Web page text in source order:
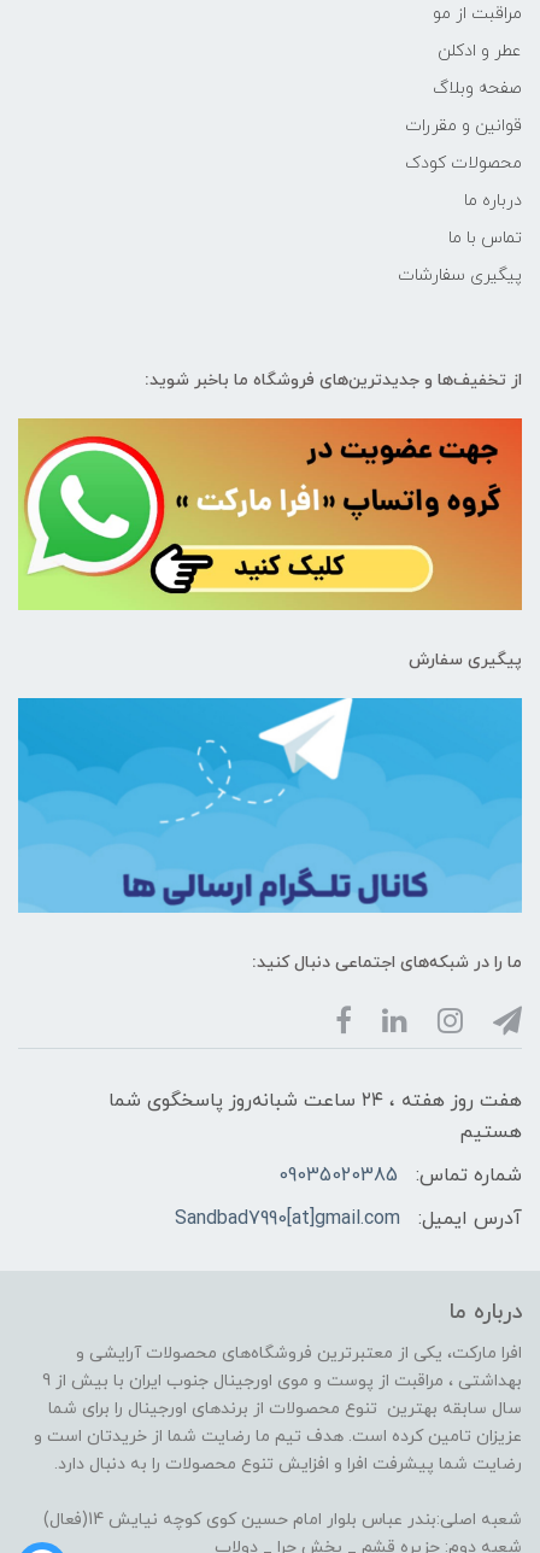
مراقبت از مو
عطر و ادکلن
صفحه وبلاگ
قوانین و مقررات
محصولات کودک
درباره ما
تماس با ما
پیگیری سفارشات
از تخفیف‌ها و جدیدترین‌های فروشگاه ما باخبر شوید:
پیگیری سفارش
ما را در شبکه‌های اجتماعی دنبال کنید:
هفت روز هفته ، ۲۴ ساعت شبانه‌روز پاسخگوی شما
هستیم
شماره تماس:
09035020385
آدرس ایمیل:
Sandbad7990[at]gmail.com
درباره ما
افرا مارکت، یکی از معتبرترین فروشگاه‌های محصولات آرایشی و
بهداشتی ، مراقبت از پوست و موی اورجینال جنوب ایران با بیش از 9
سال سابقه بهترین تنوع محصولات از برندهای اورجینال را برای شما
عزیزان تامین کرده است. هدف تیم ما رضایت شما از خریدتان است و
رضایت شما پیشرفت افرا و افزایش تنوع محصولات را به دنبال دارد.
شعبه اصلی:بندر عباس بلوار امام حسین کوی کوچه نیایش 14(فعال)
شعبه دوم: جزیره قشم _ بخش حرا _ دولاب